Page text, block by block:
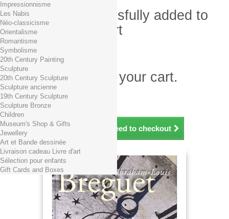
Product successfully added to
your shopping cart
Quantity
Total
There is 1 item in your cart.
Total products (tax incl.)
Total shipping TTC
Total (tax incl.)
Continue shopping Proceed to checkout
Impressionnisme
Les Nabis
Néo-classicisme
Orientalisme
Romantisme
Symbolisme
20th Century Painting
Sculpture
20th Century Sculpture
Sculpture ancienne
19th Century Sculpture
Sculpture Bronze
Children
Museum's Shop & Gifts
Jewellery
Art et Bande dessinée
Livraison cadeau Livre d'art
Sélection pour enfants
Gift Cards and Boxes